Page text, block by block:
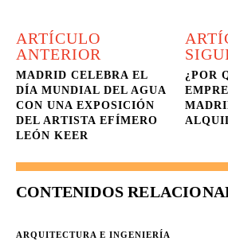
ARTÍCULO
ANTERIOR
MADRID CELEBRA EL
DÍA MUNDIAL DEL AGUA
CON UNA EXPOSICIÓN
DEL ARTISTA EFÍMERO
LEÓN KEER
¿POR
CONTENIDOS
ARQUITECTURA E INGENIERÍA